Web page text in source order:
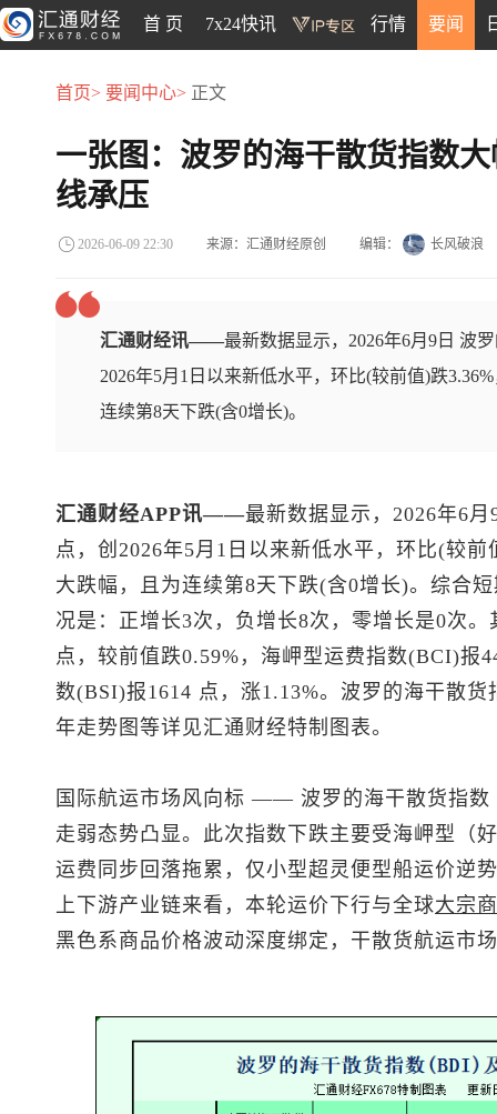
首 页 7x24快讯 行情 要闻
首页> 要闻中心> 正文
一张图：波罗的海干散货指数
线承压
2026-06-09 22:30 来源：汇通财经原创 编辑： 长风破浪
汇通财经讯——最新数据显示，2026年6月9日 波
2026年5月1日以来新低水平，环比(较前值)跌
连续第8天下跌(含0增长)。
汇通财经APP讯——最新数据显示，2026年6
点，创2026年5月1日以来新低水平，环比(较
大跌幅，且为连续第8天下跌(含0增长)。综合
况是：正增长3次，负增长8次，零增长是0次
点，较前值跌0.59%，海岬型运费指数(BCI)报
数(BSI)报1614 点，涨1.13%。波罗的海干散
年走势图等详见汇通财经特制图表。
国际航运市场风向标 —— 波罗的海干散货指数
走弱态势凸显。此次指数下跌主要受海岬型（
运费同步回落拖累，仅小型超灵便型船运价逆
上下游产业链来看，本轮运价下行与全球大宗
黑色系商品价格波动深度绑定，干散货航运市